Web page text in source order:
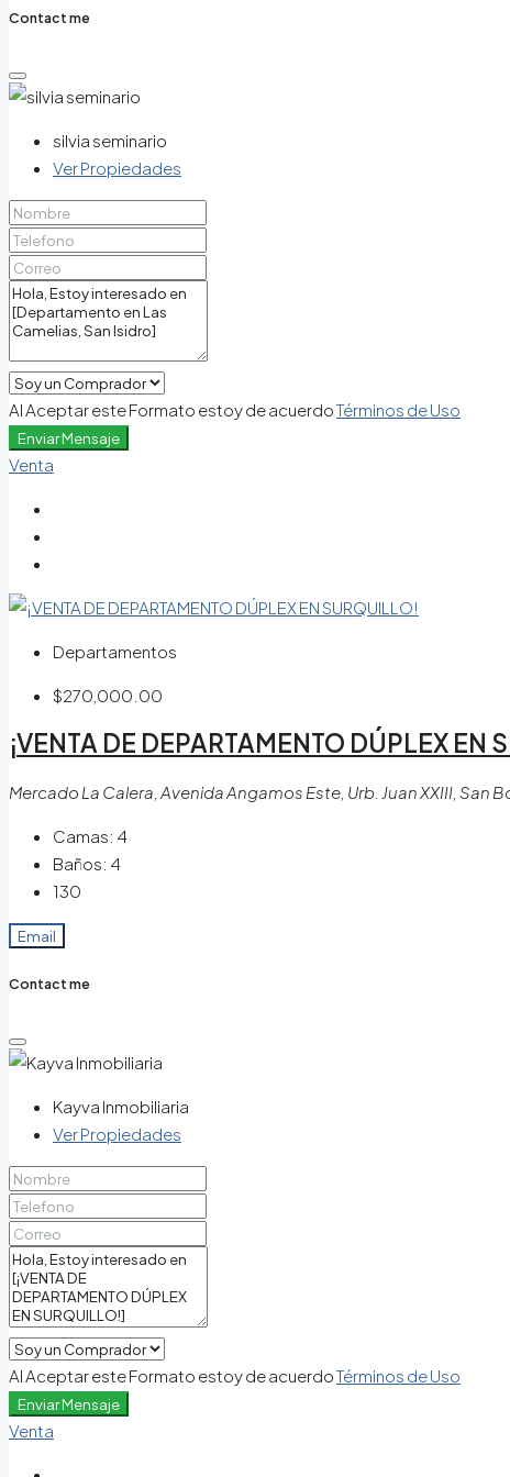
Contact me
silvia seminario
Ver Propiedades
Al Aceptar este Formato estoy de acuerdoTérminos de Uso
Enviar Mensaje
Venta
Departamentos
$270,000.00
¡VENTA DE DEPARTAMENTO DÚPLEX EN
Mercado La Calera, Avenida Angamos Este, Urb. Juan XXIII, San
Camas: 4
Baños: 4
130
Email
Contact me
Kayva Inmobiliaria
Ver Propiedades
Al Aceptar este Formato estoy de acuerdoTérminos de Uso
Enviar Mensaje
Venta